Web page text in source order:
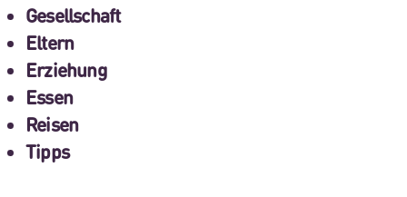
Gesellschaft
Eltern
Erziehung
Essen
Reisen
Tipps